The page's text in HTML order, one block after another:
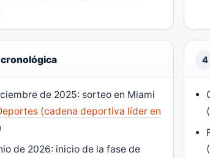
cronológica
de 2025: sorteo en Miami
(cadena deportiva líder en
de 2026: inicio de la fase de
4
(